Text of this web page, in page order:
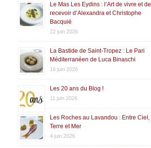
Le Mas Les Eydins : l’Art de vivre et de
recevoir d’Alexandra et Christophe
Bacquié
22 juin 2026
La Bastide de Saint-Tropez : Le Pari
Méditerranéen de Luca Binaschi
16 juin 2026
Les 20 ans du Blog !
11 juin 2026
Les Roches au Lavandou : Entre Ciel,
Terre et Mer
4 juin 2026